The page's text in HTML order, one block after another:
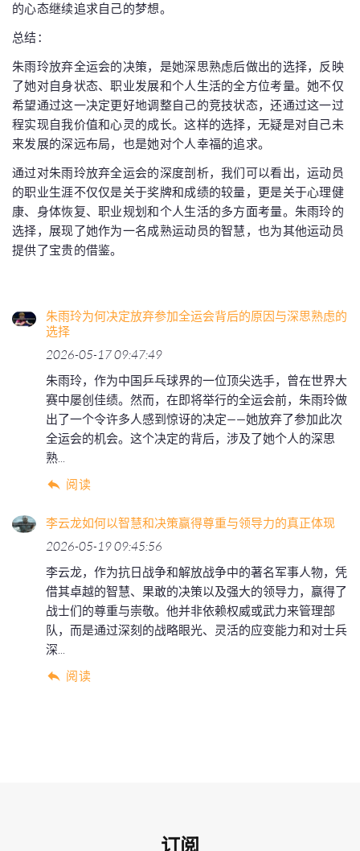
的心态继续追求自己的梦想。
总结：
朱雨玲放弃全运会的决策，是她深思熟虑后做出的选择，反映
了她对自身状态、职业发展和个人生活的全方位考量。她不仅
希望通过这一决定更好地调整自己的竞技状态，还通过这一过
程实现自我价值和心灵的成长。这样的选择，无疑是对自己未
来发展的深远布局，也是她对个人幸福的追求。
通过对朱雨玲放弃全运会的深度剖析，我们可以看出，运动员
的职业生涯不仅仅是关于奖牌和成绩的较量，更是关于心理健
康、身体恢复、职业规划和个人生活的多方面考量。朱雨玲的
选择，展现了她作为一名成熟运动员的智慧，也为其他运动员
提供了宝贵的借鉴。
朱雨玲为何决定放弃参加全运会背后的原因与深思熟虑的
选择
2026-05-17 09:47:49
朱雨玲，作为中国乒乓球界的一位顶尖选手，曾在世界大
赛中屡创佳绩。然而，在即将举行的全运会前，朱雨玲做
出了一个令许多人感到惊讶的决定——她放弃了参加此次
全运会的机会。这个决定的背后，涉及了她个人的深思
熟...
阅读
李云龙如何以智慧和决策赢得尊重与领导力的真正体现
2026-05-19 09:45:56
李云龙，作为抗日战争和解放战争中的著名军事人物，凭
借其卓越的智慧、果敢的决策以及强大的领导力，赢得了
战士们的尊重与崇敬。他并非依赖权威或武力来管理部
队，而是通过深刻的战略眼光、灵活的应变能力和对士兵
深...
阅读
订阅